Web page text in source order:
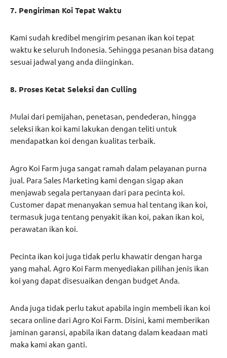
7. Pengiriman Koi Tepat Waktu
Kami sudah kredibel mengirim pesanan ikan koi tepat
waktu ke seluruh Indonesia. Sehingga pesanan bisa datang
sesuai jadwal yang anda diinginkan.
8. Proses Ketat Seleksi dan Culling
Mulai dari pemijahan, penetasan, pendederan, hingga
seleksi ikan koi kami lakukan dengan teliti untuk
mendapatkan koi dengan kualitas terbaik.
Agro Koi Farm juga sangat ramah dalam pelayanan purna
jual. Para Sales Marketing kami dengan sigap akan
menjawab segala pertanyaan dari para pecinta koi.
Customer dapat menanyakan semua hal tentang ikan koi,
termasuk juga tentang penyakit ikan koi, pakan ikan koi,
perawatan ikan koi.
Pecinta ikan koi juga tidak perlu khawatir dengan harga
yang mahal. Agro Koi Farm menyediakan pilihan jenis ikan
koi yang dapat disesuaikan dengan budget Anda.
Anda juga tidak perlu takut apabila ingin membeli ikan koi
secara online dari Agro Koi Farm. Disini, kami memberikan
jaminan garansi, apabila ikan datang dalam keadaan mati
maka kami akan ganti.